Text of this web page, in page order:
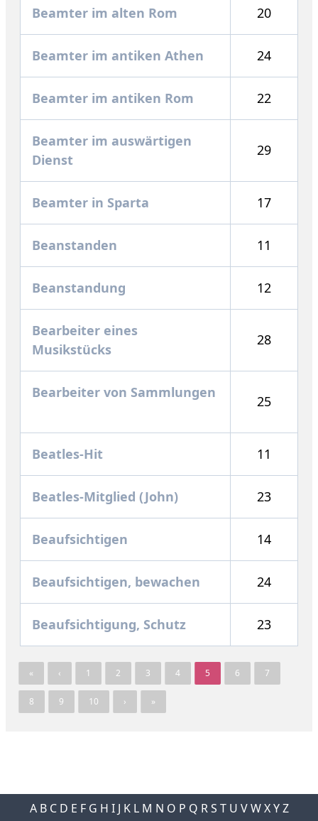
Beamter im alten Rom 20
Beamter im antiken Athen 24
Beamter im antiken Rom 22
Beamter im auswärtigen
Dienst
29
Beamter in Sparta 17
Beanstanden 11
Beanstandung 12
Bearbeiter eines
Musikstücks
28
Bearbeiter von Sammlungen
25
Beatles-Hit 11
Beatles-Mitglied (John) 23
Beaufsichtigen 14
Beaufsichtigen, bewachen 24
Beaufsichtigung, Schutz 23
« ‹ 1 2 3 4 5 6 7
8 9 10 › »
A B C D E F G H I J K L M N O P Q R S T U V W X Y Z